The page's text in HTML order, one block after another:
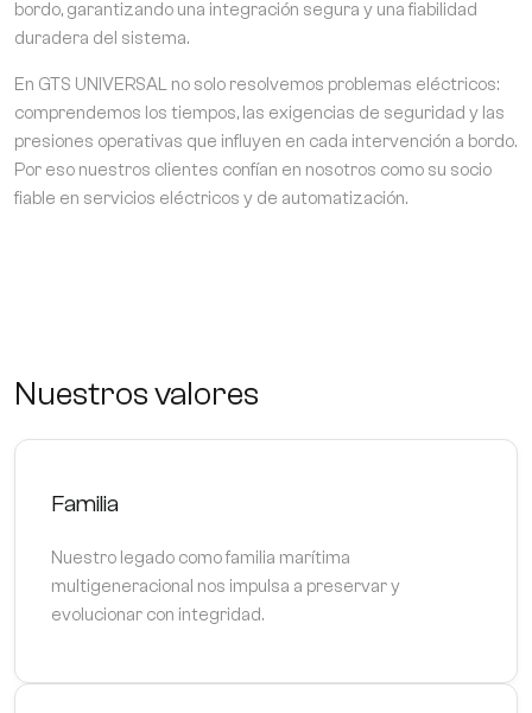
bordo, garantizando una integración segura y una fiabilidad
duradera del sistema.
En GTS UNIVERSAL no solo resolvemos problemas eléctricos:
comprendemos los tiempos, las exigencias de seguridad y las
presiones operativas que influyen en cada intervención a bordo.
Por eso nuestros clientes confían en nosotros como su socio
fiable en servicios eléctricos y de automatización.
Nuestros valores
Familia
Nuestro legado como familia marítima
multigeneracional nos impulsa a preservar y
evolucionar con integridad.